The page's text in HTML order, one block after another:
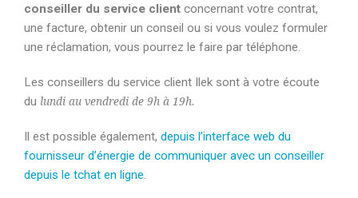
conseiller du service client concernant votre contrat,
une facture, obtenir un conseil ou si vous voulez formuler
une réclamation, vous pourrez le faire par téléphone.
Les conseillers du service client Ilek sont à votre écoute
du lundi au vendredi de 9h à 19h.
Il est possible également, depuis l’interface web du
fournisseur d’énergie de communiquer avec un conseiller
depuis le tchat en ligne.